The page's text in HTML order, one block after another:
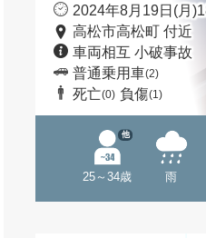
2024年8月19日(月
高松市高松町 付近
車両相互 小破事故
普通乗用車(2)
死亡(0) 負傷(1)
25～34歳
他
雨